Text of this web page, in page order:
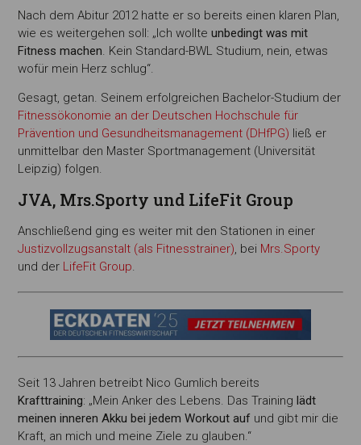
Nach dem Abitur 2012 hatte er so bereits einen klaren Plan,
wie es weitergehen soll: „Ich wollteunbedingt was mit
Fitness machen. Kein Standard-BWL Studium, nein, etwas
wofür mein Herz schlug“.
Gesagt, getan. Seinem erfolgreichen Bachelor-Studium der
Fitnessökonomie an der Deutschen Hochschule für
Prävention und Gesundheitsmanagement (DHfPG) ließ er
unmittelbar den Master Sportmanagement (Universität
Leipzig) folgen.
JVA, Mrs.Sporty und LifeFit Group
Anschließend ging es weiter mit den Stationen in einer
Justizvollzugsanstalt (als Fitnesstrainer) , bei Mrs.Sporty
und der LifeFit Group
Seit 13 Jahren betreibt Nico Gumlich bereits
Krafttraining: „Mein Anker des Lebens. Das Training lädt
meinen inneren Akku bei jedem Workout auf und gibt mir die
Kraft, an mich und meine Ziele zu glauben.“